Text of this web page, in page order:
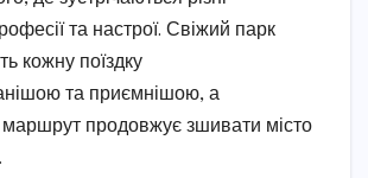
та настрої. Свіжий парк
кожну поїздку
та приємнішою, а
продовжує зшивати місто